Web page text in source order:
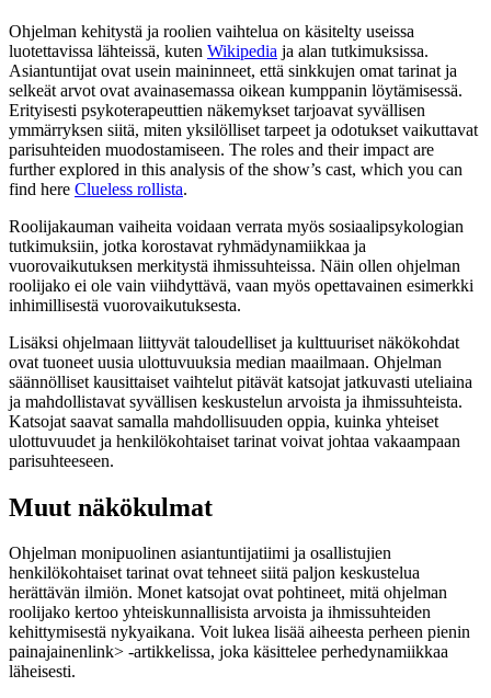
Ohjelman kehitystä ja roolien vaihtelua on käsitelty useissa
luotettavissa lähteissä, kuten Wikipedia ja alan tutkimuksissa.
Asiantuntijat ovat usein maininneet, että sinkkujen omat tarinat ja
selkeät arvot ovat avainasemassa oikean kumppanin löytämisessä.
Erityisesti psykoterapeuttien näkemykset tarjoavat syvällisen
ymmärryksen siitä, miten yksilölliset tarpeet ja odotukset vaikuttavat
parisuhteiden muodostamiseen. The roles and their impact are
further explored in this analysis of the show’s cast, which you can
find here Clueless rollista.
Roolijakauman vaiheita voidaan verrata myös sosiaalipsykologian
tutkimuksiin, jotka korostavat ryhmädynamiikkaa ja
vuorovaikutuksen merkitystä ihmissuhteissa. Näin ollen ohjelman
roolijako ei ole vain viihdyttävä, vaan myös opettavainen esimerkki
inhimillisestä vuorovaikutuksesta.
Lisäksi ohjelmaan liittyvät taloudelliset ja kulttuuriset näkökohdat
ovat tuoneet uusia ulottuvuuksia median maailmaan. Ohjelman
säännölliset kausittaiset vaihtelut pitävät katsojat jatkuvasti uteliaina
ja mahdollistavat syvällisen keskustelun arvoista ja ihmissuhteista.
Katsojat saavat samalla mahdollisuuden oppia, kuinka yhteiset
ulottuvuudet ja henkilökohtaiset tarinat voivat johtaa vakaampaan
parisuhteeseen.
Muut näkökulmat
Ohjelman monipuolinen asiantuntijatiimi ja osallistujien
henkilökohtaiset tarinat ovat tehneet siitä paljon keskustelua
herättävän ilmiön. Monet katsojat ovat pohtineet, mitä ohjelman
roolijako kertoo yhteiskunnallisista arvoista ja ihmissuhteiden
kehittymisestä nykyaikana. Voit lukea lisää aiheesta perheen pienin
painajainenlink> -artikkelissa, joka käsittelee perhedynamiikkaa
läheisesti.